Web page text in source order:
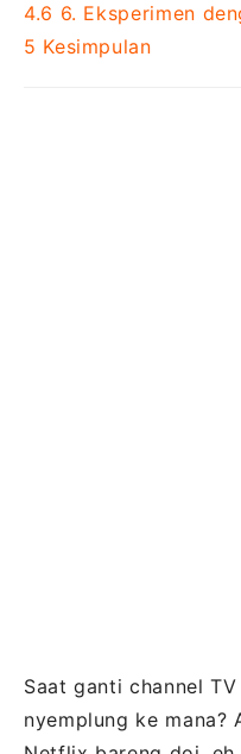
Saat ganti channel
nyemplung ke mana?
4.6 6. Eksperimen
5 Kesimpulan